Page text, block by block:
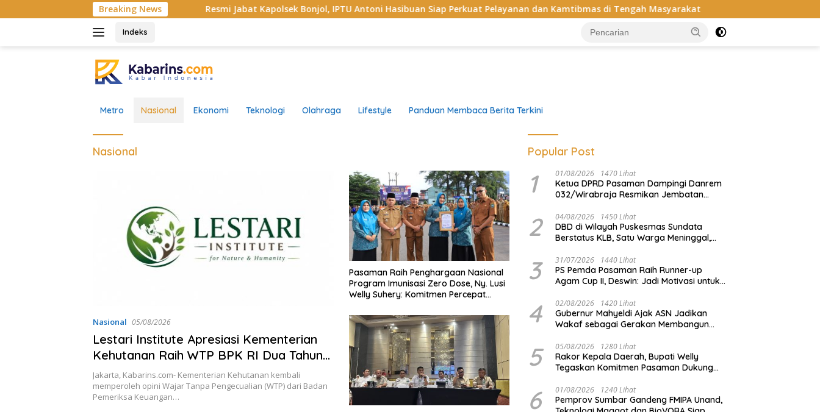
ke
Breaking News
Resmi Jabat Kapolsek Bonjol, IPTU Antoni Hasibuan Siap Perkuat Pelayanan dan Kamtibmas di Tengah Masyarakat Pemanfaatan Dana TKD di Dinas
Indeks
Metro Nasional Ekonomi Teknologi Olahraga Lifestyle Panduan Membaca Berita Terkini
Nasional
Nasional 05/08/2026
Lestari Institute Apresiasi Kementerian
Kehutanan Raih WTP BPK RI Dua Tahun
Berturut-turut
Jakarta, Kabarins.com- Kementerian Kehutanan kembali
memperoleh opini Wajar Tanpa Pengecualian (WTP) dari Badan
Pemeriksa Keuangan…
Pasaman Raih Penghargaan Nasional
Program Imunisasi Zero Dose, Ny. Lusi
Welly Suhery: Komitmen Percepat
Terbaik di Indonesia
Popular Post
1 01/08/2026 1470 Lihat
Ketua DPRD Pasaman Dampingi Danrem
032/Wirabraja Resmikan Jembatan
Tuanku Imam Bonjol
2 04/08/2026 1450 Lihat
DBD di Wilayah Puskesmas Sundata
Berstatus KLB, Satu Warga Meninggal,
3 31/07/2026 1440 Lihat
PS Pemda Pasaman Raih Runner-up
Agam Cup II, Deswin: Jadi Motivasi untuk
4 02/08/2026 1420 Lihat
Gubernur Mahyeldi Ajak ASN Jadikan
Wakaf sebagai Gerakan Membangun
5 05/08/2026 1280 Lihat
Rakor Kepala Daerah, Bupati Welly
Tegaskan Komitmen Pasaman Dukung
6 01/08/2026 1240 Lihat
Pemprov Sumbar Gandeng FMIPA Unand,